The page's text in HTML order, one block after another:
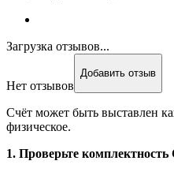
Загрузка отзывов...
Нет отзывов
Добавить отзыв
Счёт может быть выставлен
физическое.
1. Проверьте